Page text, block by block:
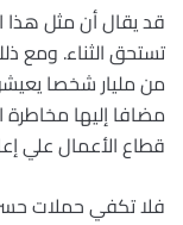
قد يقال أن مثل هذا
تستحق الثناء. ومع
من مليار شخصا
مضافا إليها مخاطرة
قطاع الأعمال علي
فلا تكفي حملات